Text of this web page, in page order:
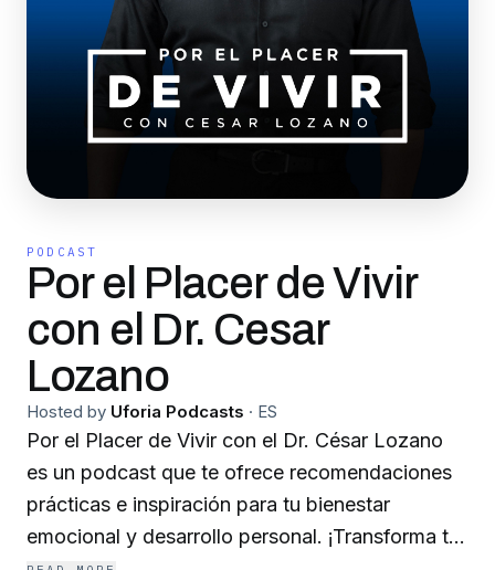
PODCAST
Por el Placer de Vivir
con el Dr. Cesar
Lozano
Hosted by Uforia Podcasts · ES
Por el Placer de Vivir con el Dr. César Lozano
es un podcast que te ofrece recomendaciones
prácticas e inspiración para tu bienestar
emocional y desarrollo personal. ¡Transforma tu